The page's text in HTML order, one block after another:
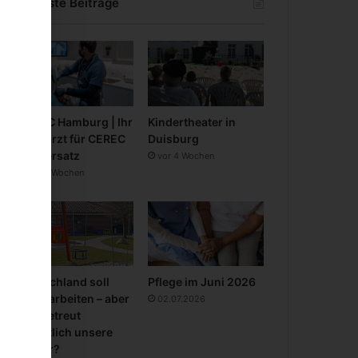
CEREC Hamburg | Ihr
Zahnarzt für CEREC
Zahnersatz
vor 3 Wochen
Kindertheater in
Duisburg
vor 4 Wochen
Deutschland soll
mehr arbeiten – aber
wer betreut
eigentlich unsere
Kinder?
Pflege im Juni 2026
02.07.2026